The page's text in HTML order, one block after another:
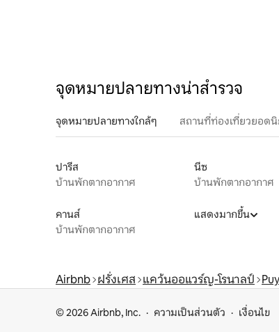
จุดหมายปลายทางน่าสำรวจ
จุดหมายปลายทางใกล้ๆ สถานที่ท่องเที่ยวยอดนิ
ปารีส
บ้านพักตากอากาศ
นีซ
บ้านพักตากอากาศ
คานส์
บ้านพักตากอากาศ
แสดงมากขึ้น
Airbnb ฝรั่งเศส แคว้นออแวร์ญ-โรนาลป์
© 2026 Airbnb, Inc. ความเป็นส่วนตัว เงื่อนไข